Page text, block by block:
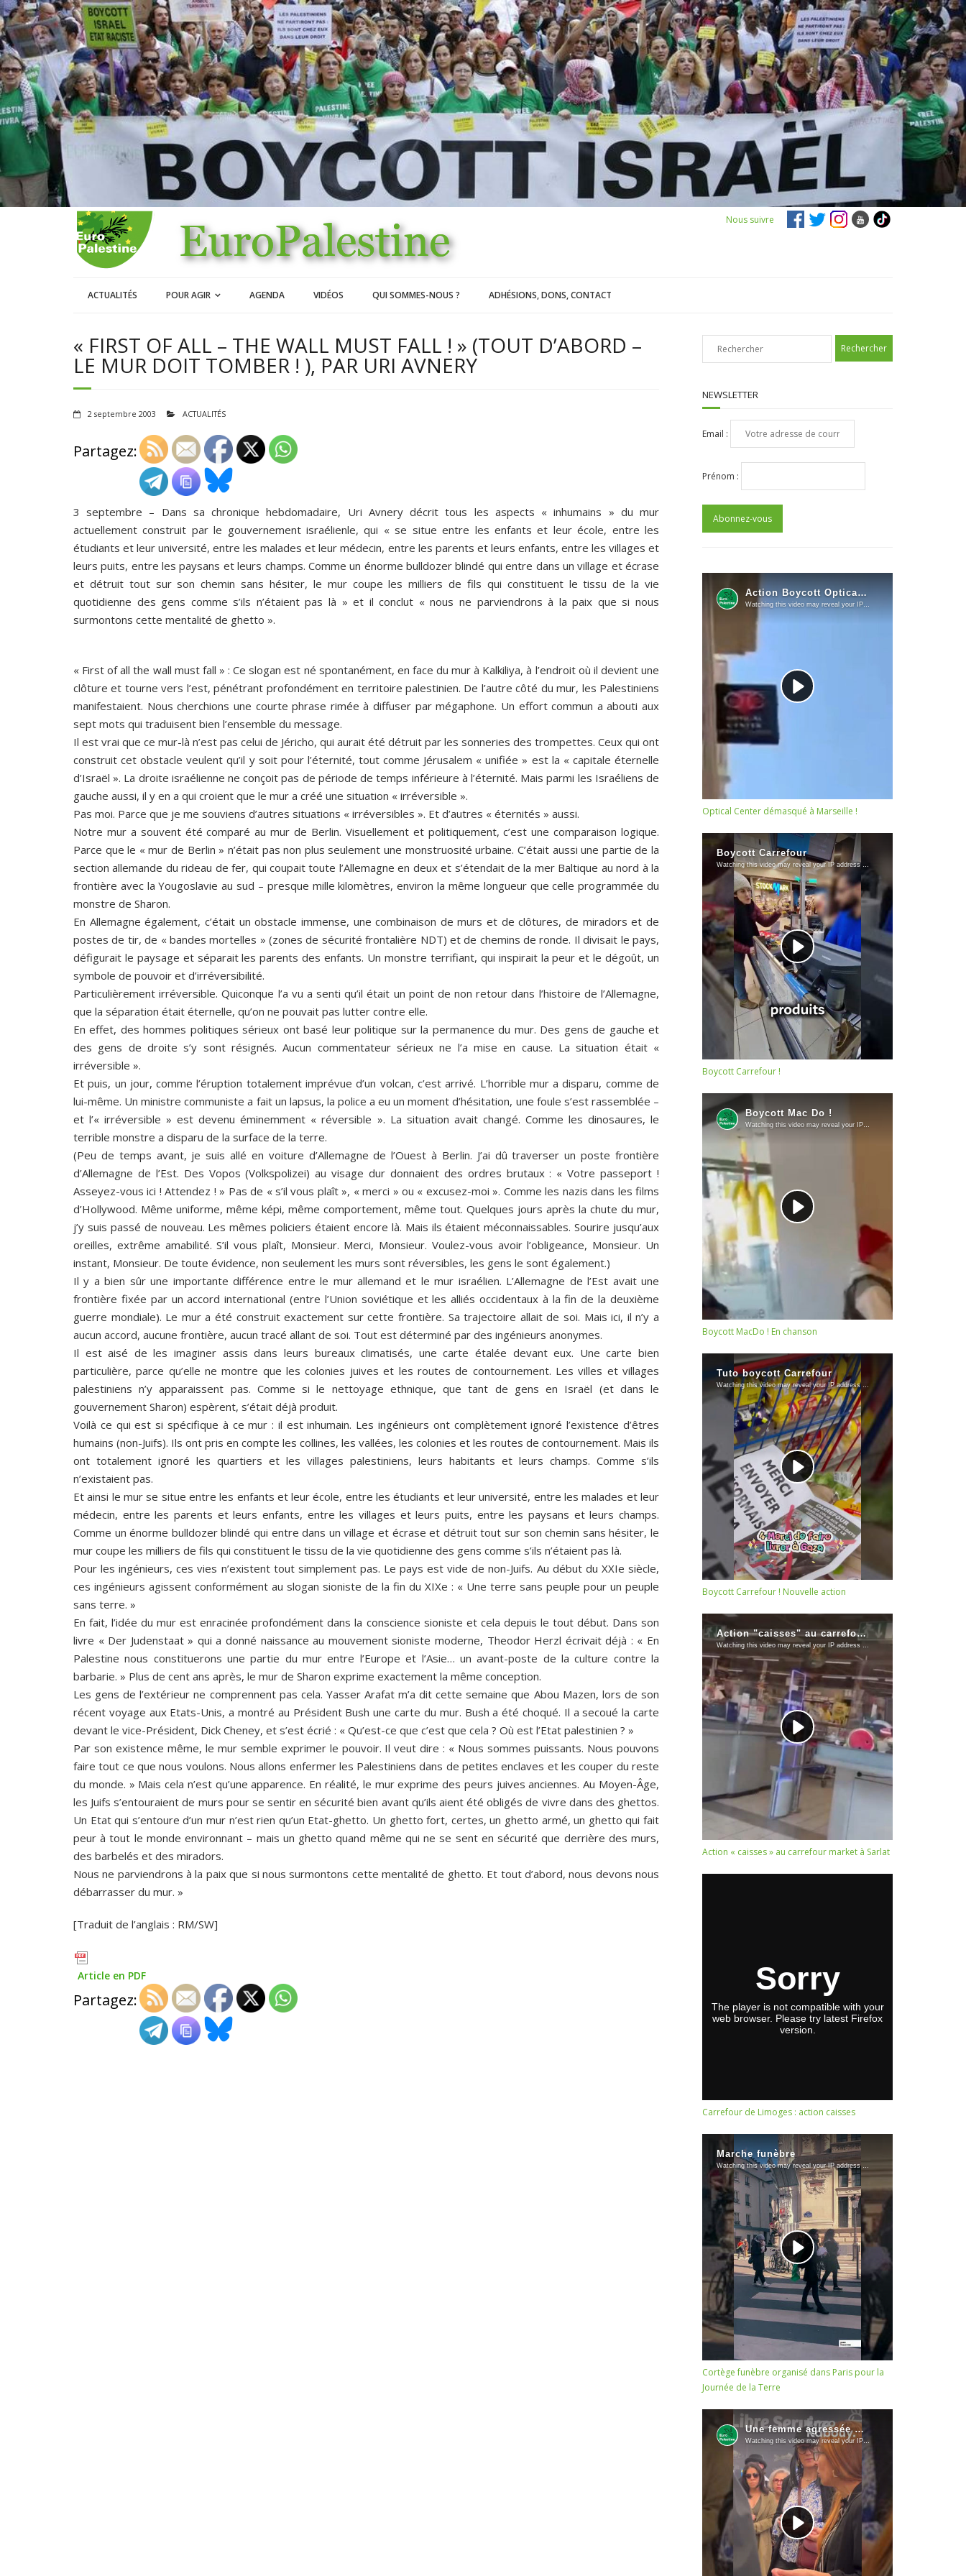
Nous suivre
ACTUALITÉS POUR AGIR AGENDA VIDÉOS QUI SOMMES-NOUS ? ADHÉSIONS, DONS, CONTACT
« FIRST OF ALL – THE WALL MUST FALL ! » (TOUT D’ABORD –
LE MUR DOIT TOMBER ! ), PAR URI AVNERY
2 septembre 2003 ACTUALITÉS
Partagez:
3 septembre – Dans sa chronique hebdomadaire, Uri Avnery décrit tous les aspects « inhumains » du mur
actuellement construit par le gouvernement israélienle, qui « se situe entre les enfants et leur école, entre les
étudiants et leur université, entre les malades et leur médecin, entre les parents et leurs enfants, entre les villages et
leurs puits, entre les paysans et leurs champs. Comme un énorme bulldozer blindé qui entre dans un village et écrase
et détruit tout sur son chemin sans hésiter, le mur coupe les milliers de fils qui constituent le tissu de la vie
quotidienne des gens comme s’ils n’étaient pas là » et il conclut « nous ne parviendrons à la paix que si nous
surmontons cette mentalité de ghetto ».
« First of all the wall must fall » : Ce slogan est né spontanément, en face du mur à Kalkiliya, à l’endroit où il devient une
clôture et tourne vers l’est, pénétrant profondément en territoire palestinien. De l’autre côté du mur, les Palestiniens
manifestaient. Nous cherchions une courte phrase rimée à diffuser par mégaphone. Un effort commun a abouti aux
sept mots qui traduisent bien l’ensemble du message.
Il est vrai que ce mur-là n’est pas celui de Jéricho, qui aurait été détruit par les sonneries des trompettes. Ceux qui ont
construit cet obstacle veulent qu’il y soit pour l’éternité, tout comme Jérusalem « unifiée » est la « capitale éternelle
d’Israël ». La droite israélienne ne conçoit pas de période de temps inférieure à l’éternité. Mais parmi les Israéliens de
gauche aussi, il y en a qui croient que le mur a créé une situation « irréversible ».
Pas moi. Parce que je me souviens d’autres situations « irréversibles ». Et d’autres « éternités » aussi.
Notre mur a souvent été comparé au mur de Berlin. Visuellement et politiquement, c’est une comparaison logique.
Parce que le « mur de Berlin » n’était pas non plus seulement une monstruosité urbaine. C’était aussi une partie de la
section allemande du rideau de fer, qui coupait toute l’Allemagne en deux et s’étendait de la mer Baltique au nord à la
frontière avec la Yougoslavie au sud – presque mille kilomètres, environ la même longueur que celle programmée du
monstre de Sharon.
En Allemagne également, c’était un obstacle immense, une combinaison de murs et de clôtures, de miradors et de
postes de tir, de « bandes mortelles » (zones de sécurité frontalière NDT) et de chemins de ronde. Il divisait le pays,
défigurait le paysage et séparait les parents des enfants. Un monstre terrifiant, qui inspirait la peur et le dégoût, un
symbole de pouvoir et d’irréversibilité.
Particulièrement irréversible. Quiconque l’a vu a senti qu’il était un point de non retour dans l’histoire de l’Allemagne,
que la séparation était éternelle, qu’on ne pouvait pas lutter contre elle.
En effet, des hommes politiques sérieux ont basé leur politique sur la permanence du mur. Des gens de gauche et
des gens de droite s’y sont résignés. Aucun commentateur sérieux ne l’a mise en cause. La situation était «
irréversible ».
Et puis, un jour, comme l’éruption totalement imprévue d’un volcan, c’est arrivé. L’horrible mur a disparu, comme de
lui-même. Un ministre communiste a fait un lapsus, la police a eu un moment d’hésitation, une foule s’est rassemblée –
et l’« irréversible » est devenu éminemment « réversible ». La situation avait changé. Comme les dinosaures, le
terrible monstre a disparu de la surface de la terre.
(Peu de temps avant, je suis allé en voiture d’Allemagne de l’Ouest à Berlin. J’ai dû traverser un poste frontière
d’Allemagne de l’Est. Des Vopos (Volkspolizei) au visage dur donnaient des ordres brutaux : « Votre passeport !
Asseyez-vous ici ! Attendez ! » Pas de « s’il vous plaît », « merci » ou « excusez-moi ». Comme les nazis dans les films
d’Hollywood. Même uniforme, même képi, même comportement, même tout. Quelques jours après la chute du mur,
j’y suis passé de nouveau. Les mêmes policiers étaient encore là. Mais ils étaient méconnaissables. Sourire jusqu’aux
oreilles, extrême amabilité. S’il vous plaît, Monsieur. Merci, Monsieur. Voulez-vous avoir l’obligeance, Monsieur. Un
instant, Monsieur. De toute évidence, non seulement les murs sont réversibles, les gens le sont également.)
Il y a bien sûr une importante différence entre le mur allemand et le mur israélien. L’Allemagne de l’Est avait une
frontière fixée par un accord international (entre l’Union soviétique et les alliés occidentaux à la fin de la deuxième
guerre mondiale). Le mur a été construit exactement sur cette frontière. Sa trajectoire allait de soi. Mais ici, il n’y a
aucun accord, aucune frontière, aucun tracé allant de soi. Tout est déterminé par des ingénieurs anonymes.
Il est aisé de les imaginer assis dans leurs bureaux climatisés, une carte étalée devant eux. Une carte bien
particulière, parce qu’elle ne montre que les colonies juives et les routes de contournement. Les villes et villages
palestiniens n’y apparaissent pas. Comme si le nettoyage ethnique, que tant de gens en Israël (et dans le
gouvernement Sharon) espèrent, s’était déjà produit.
Voilà ce qui est si spécifique à ce mur : il est inhumain. Les ingénieurs ont complètement ignoré l’existence d’êtres
humains (non-Juifs). Ils ont pris en compte les collines, les vallées, les colonies et les routes de contournement. Mais ils
ont totalement ignoré les quartiers et les villages palestiniens, leurs habitants et leurs champs. Comme s’ils
n’existaient pas.
Et ainsi le mur se situe entre les enfants et leur école, entre les étudiants et leur université, entre les malades et leur
médecin, entre les parents et leurs enfants, entre les villages et leurs puits, entre les paysans et leurs champs.
Comme un énorme bulldozer blindé qui entre dans un village et écrase et détruit tout sur son chemin sans hésiter, le
mur coupe les milliers de fils qui constituent le tissu de la vie quotidienne des gens comme s’ils n’étaient pas là.
Pour les ingénieurs, ces vies n’existent tout simplement pas. Le pays est vide de non-Juifs. Au début du XXIe siècle,
ces ingénieurs agissent conformément au slogan sioniste de la fin du XIXe : « Une terre sans peuple pour un peuple
sans terre. »
En fait, l’idée du mur est enracinée profondément dans la conscience sioniste et cela depuis le tout début. Dans son
livre « Der Judenstaat » qui a donné naissance au mouvement sioniste moderne, Theodor Herzl écrivait déjà : « En
Palestine nous constituerons une partie du mur entre l’Europe et l’Asie… un avant-poste de la culture contre la
barbarie. » Plus de cent ans après, le mur de Sharon exprime exactement la même conception.
Les gens de l’extérieur ne comprennent pas cela. Yasser Arafat m’a dit cette semaine que Abou Mazen, lors de son
récent voyage aux Etats-Unis, a montré au Président Bush une carte du mur. Bush a été choqué. Il a secoué la carte
devant le vice-Président, Dick Cheney, et s’est écrié : « Qu’est-ce que c’est que cela ? Où est l’Etat palestinien ? »
Par son existence même, le mur semble exprimer le pouvoir. Il veut dire : « Nous sommes puissants. Nous pouvons
faire tout ce que nous voulons. Nous allons enfermer les Palestiniens dans de petites enclaves et les couper du reste
du monde. » Mais cela n’est qu’une apparence. En réalité, le mur exprime des peurs juives anciennes. Au Moyen-Âge,
les Juifs s’entouraient de murs pour se sentir en sécurité bien avant qu’ils aient été obligés de vivre dans des ghettos.
Un Etat qui s’entoure d’un mur n’est rien qu’un Etat-ghetto. Un ghetto fort, certes, un ghetto armé, un ghetto qui fait
peur à tout le monde environnant – mais un ghetto quand même qui ne se sent en sécurité que derrière des murs,
des barbelés et des miradors.
Nous ne parviendrons à la paix que si nous surmontons cette mentalité de ghetto. Et tout d’abord, nous devons nous
débarrasser du mur. »
[Traduit de l’anglais : RM/SW]
Article en PDF
Partagez:
NEWSLETTER
Email :
Prénom :
Optical Center démasqué à Marseille !
Boycott Carrefour !
Boycott MacDo ! En chanson
Boycott Carrefour ! Nouvelle action
Action « caisses » au carrefour market à Sarlat
Carrefour de Limoges : action caisses
Cortège funèbre organisé dans Paris pour la
Journée de la Terre